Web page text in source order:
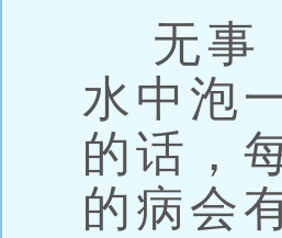
无事
水中泡
的话，
的病会